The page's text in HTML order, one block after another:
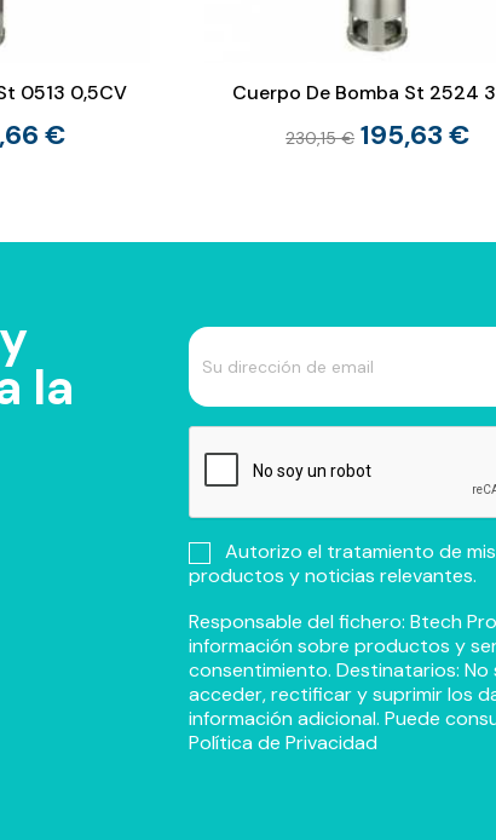
0513 0,5CV
€
Cuerpo De Bomba St 2524
230,15 € 195,63 €
la
Autorizo el tratamiento de
productos y noticias relevantes.
Responsable del fichero: Btech
información sobre productos y
consentimiento. Destinatarios:
acceder, rectificar y suprimir los
información adicional. Puede
Política de Privacidad